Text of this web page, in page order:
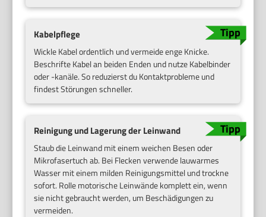
Kabelpflege
Wickle Kabel ordentlich und vermeide enge Knicke.
Beschrifte Kabel an beiden Enden und nutze Kabelbinder
oder -kanäle. So reduzierst du Kontaktprobleme und
findest Störungen schneller.
Reinigung und Lagerung der Leinwand
Staub die Leinwand mit einem weichen Besen oder
Mikrofasertuch ab. Bei Flecken verwende lauwarmes
Wasser mit einem milden Reinigungsmittel und trockne
sofort. Rolle motorische Leinwände komplett ein, wenn
sie nicht gebraucht werden, um Beschädigungen zu
vermeiden.